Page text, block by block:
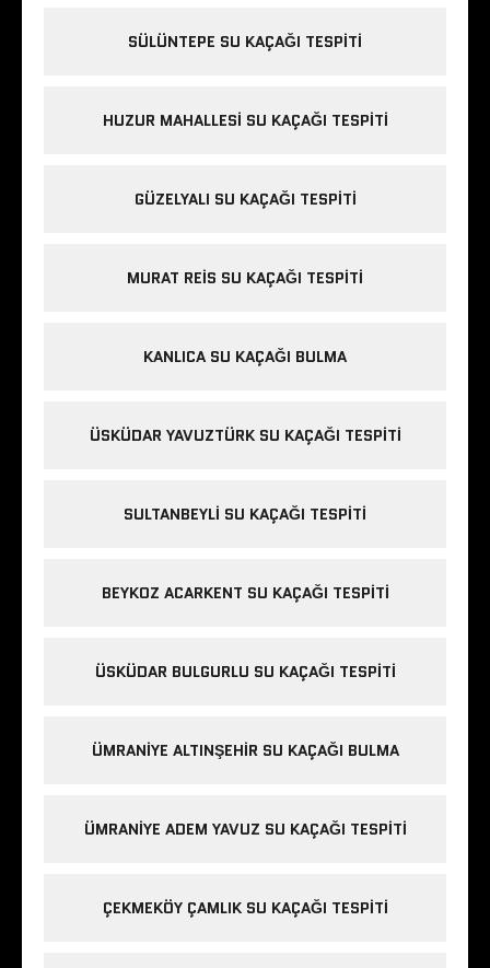
SÜLÜNTEPE SU KAÇAĞI TESPITI
HUZUR MAHALLESI SU KAÇAĞI TESPITI
GÜZELYALI SU KAÇAĞI TESPITI
MURAT REIS SU KAÇAĞI TESPITI
KANLICA SU KAÇAĞI BULMA
ÜSKÜDAR YAVUZTÜRK SU KAÇAĞI TESPITI
SULTANBEYLI SU KAÇAĞI TESPITI
BEYKOZ ACARKENT SU KAÇAĞI TESPITI
ÜSKÜDAR BULGURLU SU KAÇAĞI TESPITI
ÜMRANIYE ALTINŞEHIR SU KAÇAĞI BULMA
ÜMRANIYE ADEM YAVUZ SU KAÇAĞI TESPITI
ÇEKMEKÖY ÇAMLIK SU KAÇAĞI TESPITI